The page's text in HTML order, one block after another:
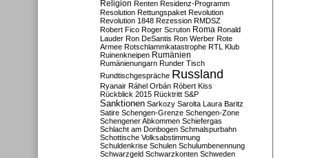
Religion Renten Residenz-Programm
Resolution Rettungspaket Revolution
Revolution 1848 Rezession RMDSZ
Robert Fico Roger Scruton Roma Ronald
Lauder Ron DeSantis Ron Werber Rote
Armee Rotschlammkatastrophe RTL Klub
Ruinenkneipen Rumänien
Rumänienungarn Runder Tisch
Rundtischgespräche Russland
Ryanair Ráhel Orbán Róbert Kiss
Rückblick 2015 Rücktritt S&P
Sanktionen Sarkozy Sarolta Laura Baritz
Satire Schengen-Grenze Schengen-Zone
Schengener Abkommen Schiefergas
Schlacht am Donbogen Schmalspurbahn
Schottische Volksabstimmung
Schuldenkrise Schulen Schulumbenennung
Schwarzgeld Schwarzkonten Schweden